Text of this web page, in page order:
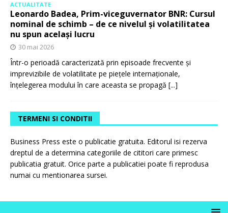
ACTUALITATE
Leonardo Badea, Prim-viceguvernator BNR: Cursul
nominal de schimb – de ce nivelul și volatilitatea
nu spun același lucru
30 mai 2026
Într-o perioadă caracterizată prin episoade frecvente și
imprevizibile de volatilitate pe piețele internaționale,
înțelegerea modului în care aceasta se propagă [...]
TERMENI SI CONDITII
Business Press este o publicatie gratuita. Editorul isi rezerva
dreptul de a determina categoriile de cititori care primesc
publicatia gratuit. Orice parte a publicatiei poate fi reprodusa
numai cu mentionarea sursei.